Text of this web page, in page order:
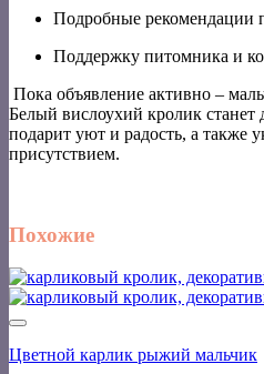
Подробные рекомендации
Поддержку питомника и
Пока объявление активно –
Белый вислоухий кролик станет
подарит уют и радость, а также
присутствием.
Похожие
Цветной карлик рыжий мальчик